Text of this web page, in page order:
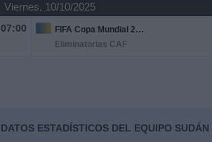
Viernes, 10/10/2025
07:00
FIFA Copa Mundial 2026
Eliminatorias CAF
DATOS ESTADÍSTICOS DEL EQUIPO